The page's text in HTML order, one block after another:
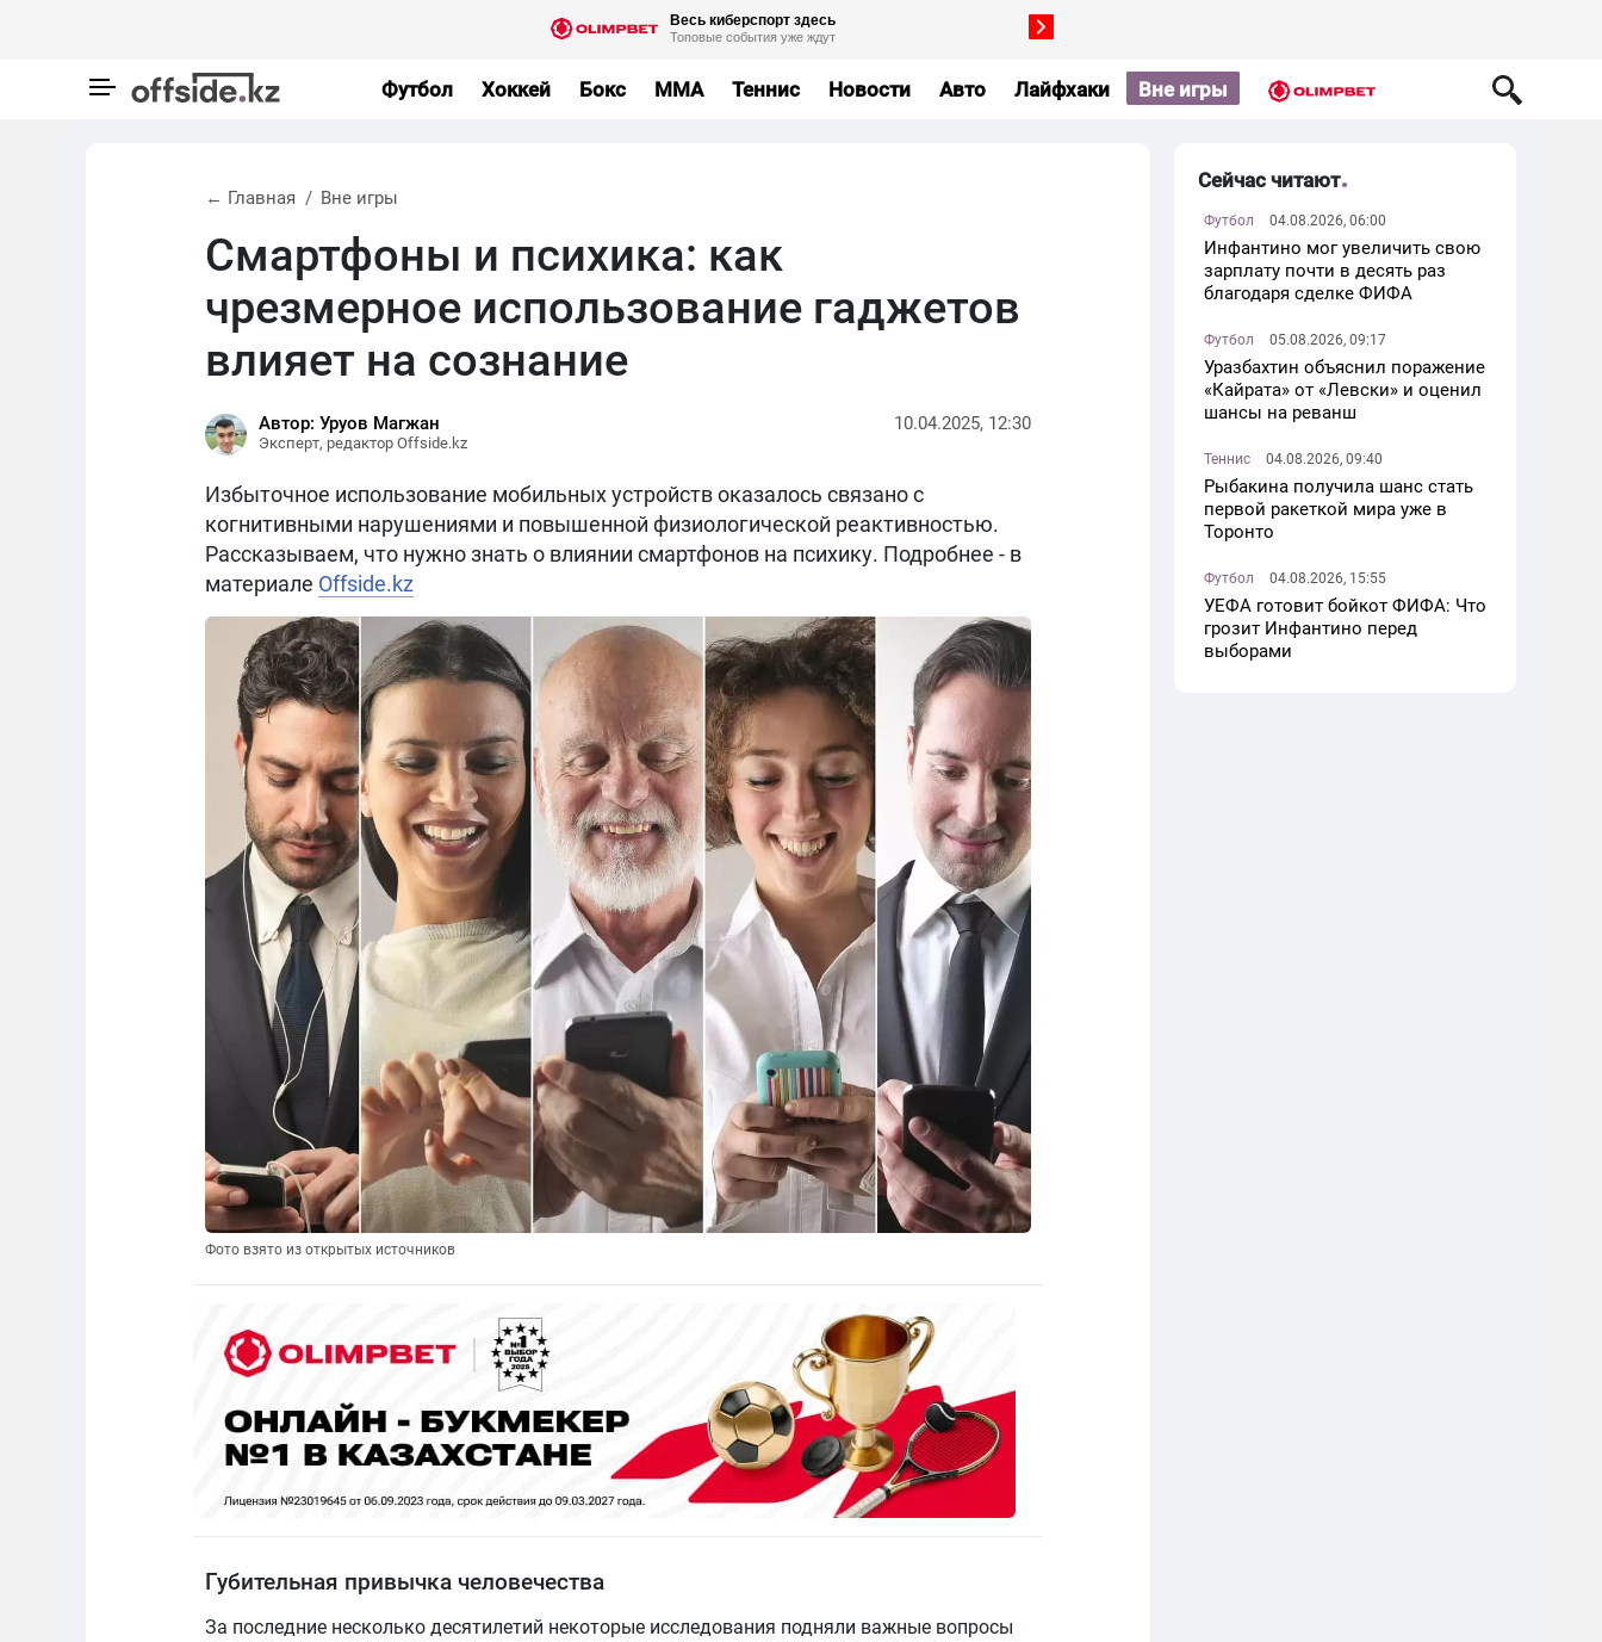
Футбол Хоккей Бокс MMA Теннис Новости Авто Лайфхаки Вне игры
← Главная Вне игры
Смартфоны и психика: как
чрезмерное использование гаджетов
влияет на сознание
Автор: Уруов Магжан
Эксперт, редактор Offside.kz
10.04.2025, 12:30
Избыточное использование мобильных устройств оказалось связано с
когнитивными нарушениями и повышенной физиологической реактивностью.
Рассказываем, что нужно знать о влиянии смартфонов на психику. Подробнее - в
материале Offside.kz
Фото взято из открытых источников
Губительная привычка человечества
За последние несколько десятилетий некоторые исследования подняли важные вопросы
Сейчас читают
Футбол 04.08.2026, 06:00
Инфантино мог увеличить свою
зарплату почти в десять раз
благодаря сделке ФИФА
Футбол 05.08.2026, 09:17
Уразбахтин объяснил поражение
«Кайрата» от «Левски» и оценил
шансы на реванш
Теннис 04.08.2026, 09:40
Рыбакина получила шанс стать
первой ракеткой мира уже в
Торонто
Футбол 04.08.2026, 15:55
УЕФА готовит бойкот ФИФА: Что
грозит Инфантино перед
выборами